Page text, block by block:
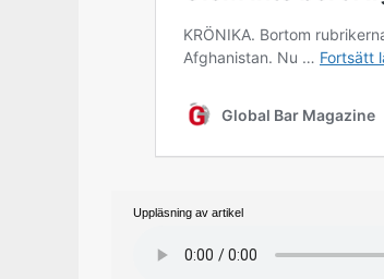
Uppläsning av artikel